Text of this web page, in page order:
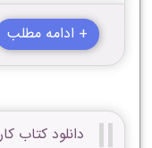
+ ادامه مطلب
دانلود کتاب